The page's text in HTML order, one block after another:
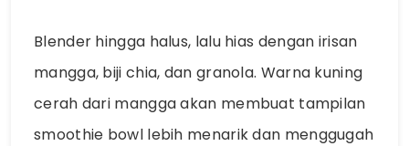
Blender hingga halus, lalu hias dengan irisan
mangga, biji chia, dan granola. Warna kuning
cerah dari mangga akan membuat tampilan
smoothie bowl lebih menarik dan menggugah